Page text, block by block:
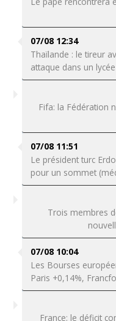
07/08 12:34
Thaïlande : le tireur
attaque dans un
Fifa: la Fédération
07/08 11:51
Le président turc
pour un sommet
Trois membres
07/08 10:04
Les Bourses
Paris +0,14%,
France: le déficit